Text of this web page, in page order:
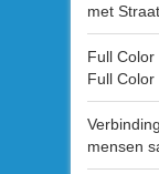
met
Full
Full Color
mensen